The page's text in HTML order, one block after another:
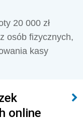
20 000 zł
osób fizycznych,
kasy
online